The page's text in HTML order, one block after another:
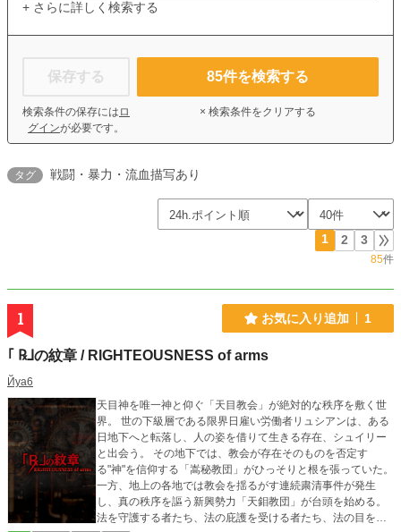
+ さらに詳しく検索する
保存する
検索条件の保存には ロ
グインが必要です。
85件を検索する
× 検索条件をクリアする
タグ 戦闘・暴力・流血描写あり
1 2 3
85件
1 お気に入り追加 1
｢ ℞⅃の紋章 / RlGHTEOUSNESS of arms
Йya6
天目神を唯一神と仰ぐ「天目教会」が絶対的な秩序を敷く世
界。 世の下級層である限界日雇い労働者リュシアンは、ある
日地下へと転落し、人の姿を借りて生きる存在、シュイリー
と出会う。 その地下では、教会が存在そのものを否定す
る"神"を信仰する「嵩秘教団」がひっそりと根を張っていた。
一方、地上の各地では教会を揺るがす連続粛清事件が発生
し、真の秩序を謳う新興勢力「天鉬教団」が台頭を始める。
法を守護する者たち、法の庇護を受ける者たち、法の目を掻